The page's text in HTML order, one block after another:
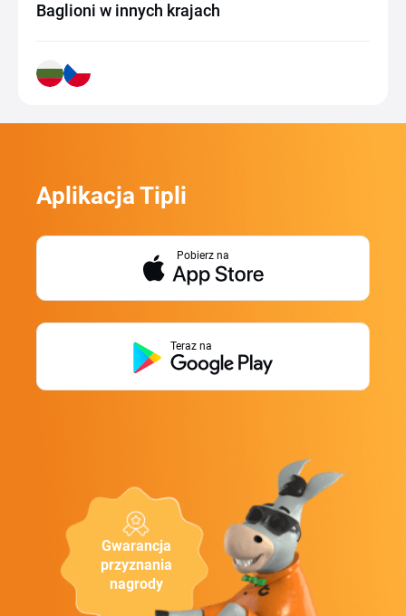
Baglioni w innych krajach
Gwarancja
przyznania
nagrody
Aplikacja Tipli
Pobierz na
Teraz na